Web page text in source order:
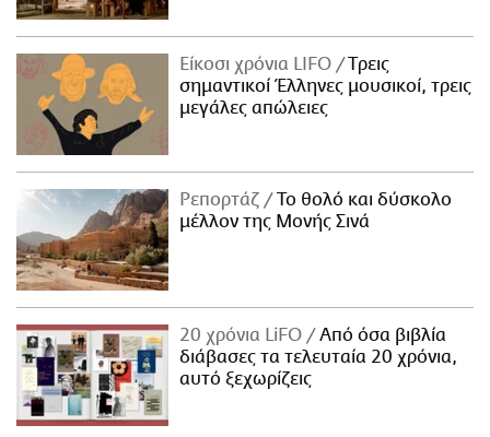
Είκοσι χρόνια LIFO
Tρεις
σημαντικοί Έλληνες μουσικοί, τρεις
μεγάλες απώλειες
Ρεπορτάζ
Το θολό και δύσκολο
μέλλον της Μονής Σινά
20 χρόνια LiFO
Από όσα βιβλία
διάβασες τα τελευταία 20 χρόνια,
αυτό ξεχωρίζεις